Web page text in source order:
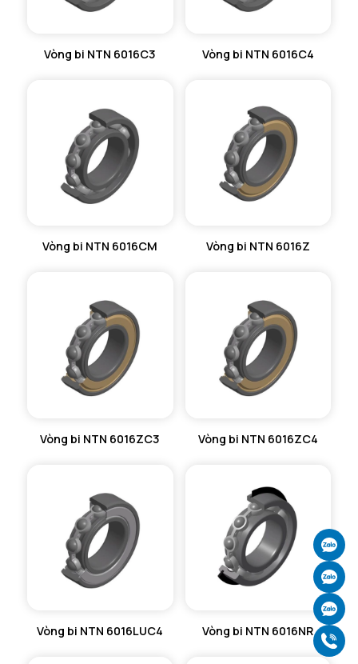
GỐI ĐỠ 2 NỬA NTN
MÁY GIA NHIỆT NTN
Vòng bi NTN 6016C3 Vòng bi NTN 6016C4
Vòng bi NTN 6016CM Vòng bi NTN 6016Z
Vòng bi NTN 6016ZC3 Vòng bi NTN 6016ZC4
Vòng bi NTN 6016LUC4 Vòng bi NTN 6016NR